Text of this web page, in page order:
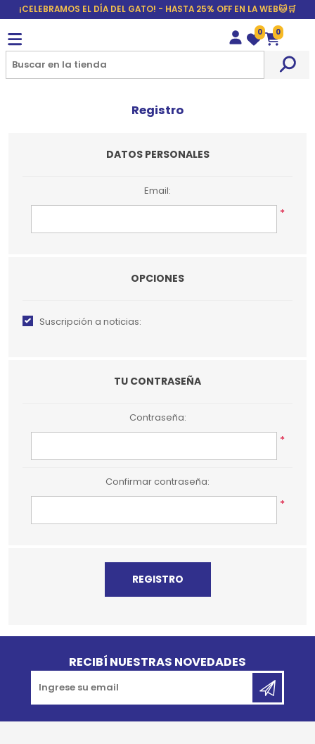
¡CELEBRAMOS EL DÍA DEL GATO! - HASTA 25% OFF EN LA WEB🐱🛒
Wishlist
0
Carrito
0
Registro
DATOS PERSONALES
Email:
*
OPCIONES
Suscripción a noticias:
TU CONTRASEÑA
Contraseña:
*
Confirmar contraseña:
*
RECIBÍ NUESTRAS NOVEDADES